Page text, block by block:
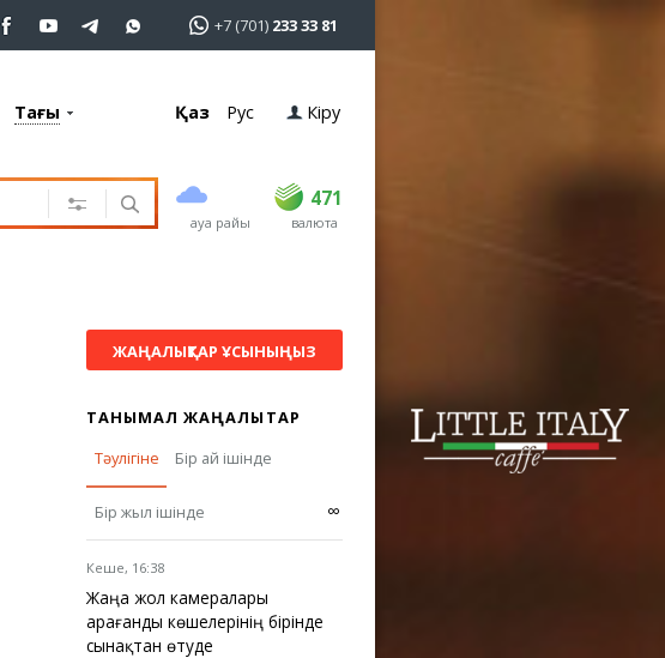
+7 (701) 233 33 81
Тағы Қаз Рус Кіру
ауа райы
471
USD 469.5
EUR валюта
ЖАҢАЛЫҚТАР ҰСЫНЫҢЫЗ
ТАНЫМАЛ ЖАҢАЛЫҚТАР
Тәулігіне
Бір ай ішінде
Бір жыл ішінде ∞
Кеше, 16:38
Жаңа жол камералары
Қарағанды көшелерінің бірінде
сынақтан өтуде